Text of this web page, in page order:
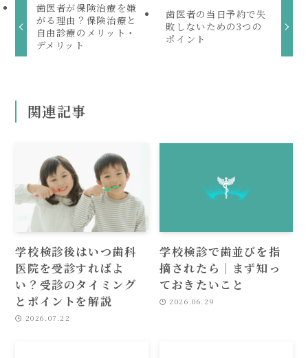
歯医者が保険治療を嫌
がる理由？保険治療と
自由診療のメリット・
デメリット
歯医者の当日予約で失
敗しないための3つの
ポイント
関連記事
学校検診後はいつ歯科
医院を受診すればよ
い？受診のタイミング
とポイントを解説
2026.07.22
学校検診で歯並びを指
摘されたら｜まず知っ
ておきたいこと
2026.06.29